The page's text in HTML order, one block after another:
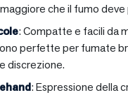
che il fumo
: Compatte e facili da
perfette per fumate
discrezione.
: Espressione della